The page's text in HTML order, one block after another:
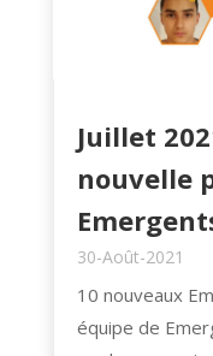
Juillet
nouvelle
30-Août-2021
10 nouveaux
équipe de